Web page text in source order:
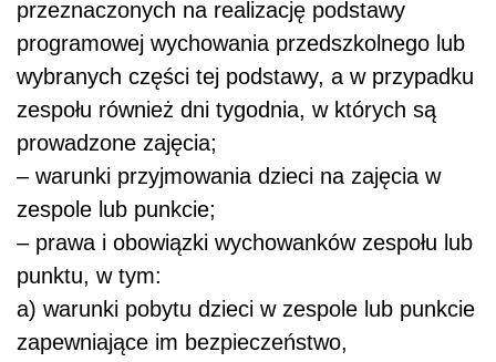
przeznaczonych na realizację podstawy
programowej wychowania przedszkolnego lub
wybranych części tej podstawy, a w przypadku
zespołu również dni tygodnia, w których są
prowadzone zajęcia;
– warunki przyjmowania dzieci na zajęcia w
zespole lub punkcie;
– prawa i obowiązki wychowanków zespołu lub
punktu, w tym:
a) warunki pobytu dzieci w zespole lub punkcie
zapewniające im bezpieczeństwo,